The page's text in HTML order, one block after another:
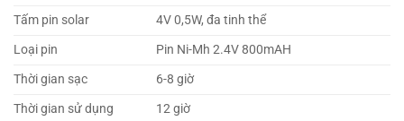
Tấm pin solar
4V 0,5W, đa tinh thể
Loại pin
Pin Ni-Mh 2.4V 800mAH
Thời gian sạc
6-8 giờ
Thời gian sử dụng
12 giờ